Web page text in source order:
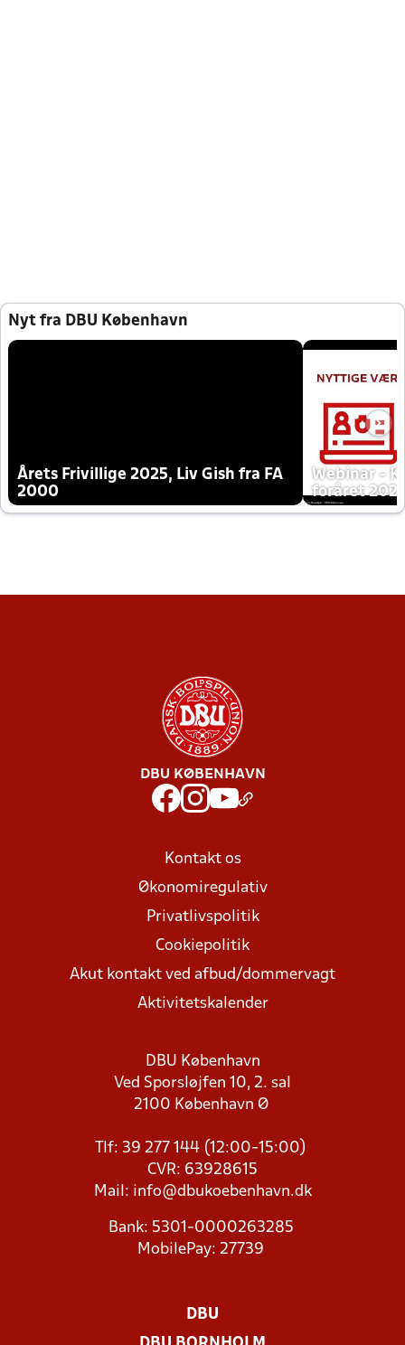
Nyt fra DBU København
Årets Frivillige 2025, Liv Gish fra FA
2000
Webinar -
foråret
DBU KØBENHAVN
Kontakt os
Økonomiregulativ
Privatlivspolitik
Cookiepolitik
Akut kontakt ved afbud/dommervagt
Aktivitetskalender
DBU København
Ved Sporsløjfen 10, 2. sal
2100 København Ø
Tlf: 39 277 144 (12:00-15:00)
CVR: 63928615
Mail: info@dbukoebenhavn.dk
Bank: 5301-0000263285
MobilePay: 27739
DBU